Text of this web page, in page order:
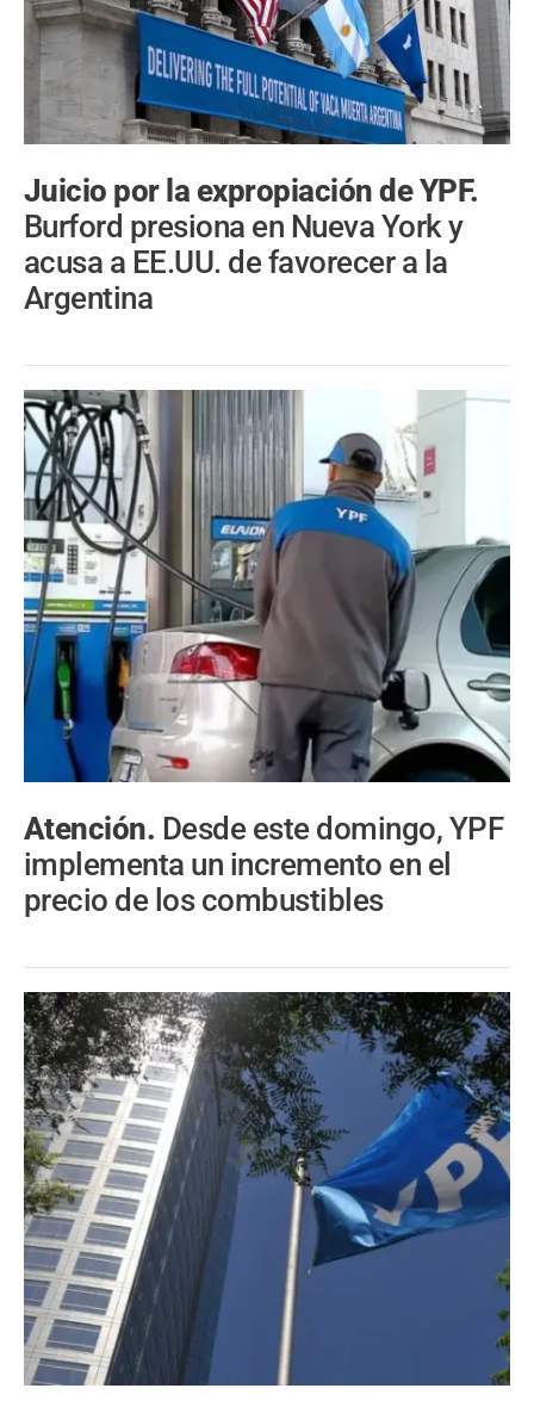
Juicio por la expropiación de YPF.
Burford presiona en Nueva York y
acusa a EE.UU. de favorecer a la
Argentina
Atención. Desde este domingo, YPF
implementa un incremento en el
precio de los combustibles